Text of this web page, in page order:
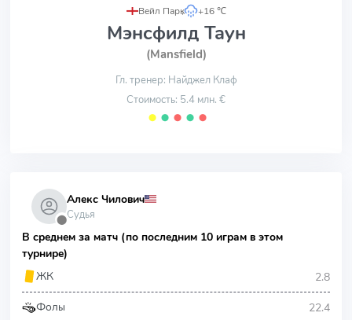
Вейл Парк
, +16 ℃
Мэнсфилд Таун
(Mansfield)
Гл. тренер: Найджел Клаф
Стоимость: 5.4 млн. €
⬤ ⬤ ⬤ ⬤ ⬤
⬤
Алекс Чилович
Судья
В среднем за матч (по последним 10 играм в этом
турнире)
ЖК
2.8
Фолы 22.4